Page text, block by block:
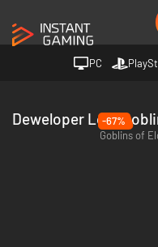
PC
Deweloper Lost
-67%